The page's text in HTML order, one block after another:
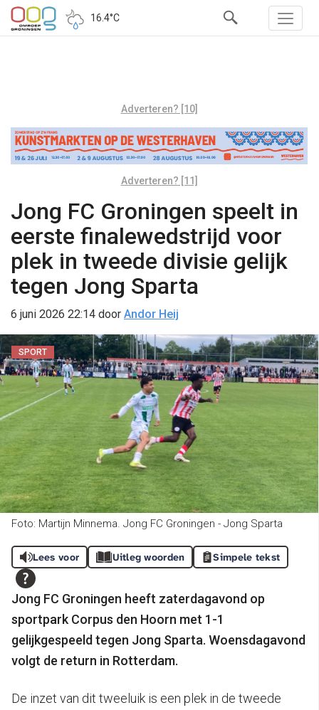
16.4°C
Adverteren? [10]
Adverteren? [11]
Jong FC Groningen speelt in
eerste finalewedstrijd voor
plek in tweede divisie gelijk
tegen Jong Sparta
6 juni 2026 22:14 door Andor Heij
SPORT
Foto: Martijn Minnema. Jong FC Groningen - Jong Sparta
Lees voor Uitleg woorden Simpele tekst
Jong FC Groningen heeft zaterdagavond op
sportpark Corpus den Hoorn met 1-1
gelijkgespeeld tegen Jong Sparta. Woensdagavond
volgt de return in Rotterdam.
De inzet van dit tweeluik is een plek in de tweede